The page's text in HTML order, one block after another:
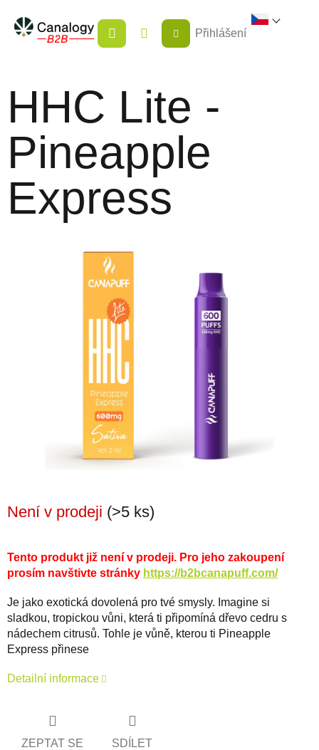
obsah
NÁKUPNÍ
KOŠÍK
Přihlášení
HHC Lite -
Pineapple
Express
Není v prodeji (>5 ks)
Tento produkt již není v prodeji. Pro jeho zakoupení
prosím navštivte stránky https://b2bcanapuff.com/
Je jako exotická dovolená pro tvé smysly. Imagine si
sladkou, tropickou vůni, která ti připomíná dřevo cedru s
nádechem citrusů. Tohle je vůně, kterou ti Pineapple
Express přinese
Detailní informace
ZEPTAT SE SDÍLET